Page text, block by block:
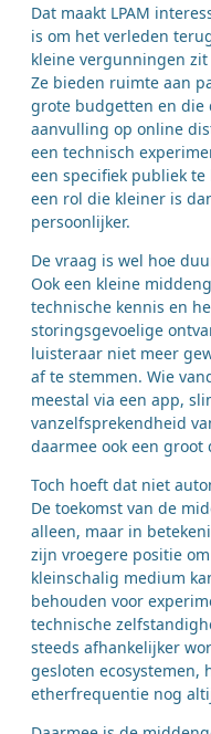
Dat maakt LPAM
is om het verleden
kleine vergunningen
Ze bieden ruimte aan
grote budgetten en die
aanvulling op online
een technisch
een specifiek publiek
een rol die kleiner is
persoonlijker.
De vraag is wel hoe
Ook een kleine
technische kennis en
storingsgevoelige
luisteraar niet meer
af te stemmen. Wie
meestal via een app,
vanzelfsprekendheid
daarmee ook een
Toch hoeft dat niet
De toekomst van de
alleen, maar in
zijn vroegere positie
kleinschalig medium
behouden voor
technische
steeds afhankelijker
gesloten ecosystemen,
etherfrequentie nog